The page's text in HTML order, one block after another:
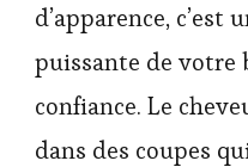
d’apparence, c’est
puissante de votre
confiance. Le
dans des coupes